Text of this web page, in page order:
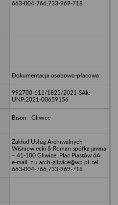
663-004-766;733-969-718
Dokumentacja osobowo-płacowa
992700-611/1825/2021-SAk;
UNP:2021-00659156
Bison - Gliwice
Zakład Usług Archiwalnych
Wiśniowiecki & Roman spółka jawna
– 41-100 Gliwice, Plac Piastów 6A;
e-mail: z.u.arch-gliwice@wp.pl; tel.
663-004-766;733-969-718